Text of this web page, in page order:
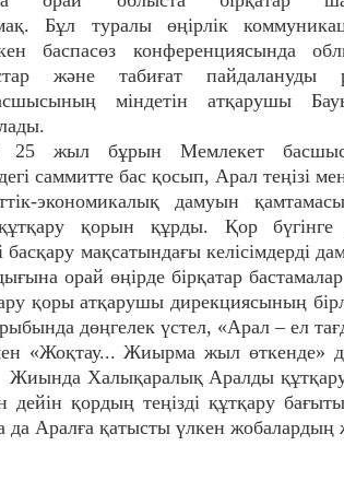
Бұл туралы өңірлік
баспасөз конференциясында
және табиғат пайдалануды
міндетін атқарушы
жыл бұрын Мемлекет
саммитте бас қосып, Арал теңізі
экономикалық дамуын
қорын құрды. Қор бүгінге
мақсатындағы келісімдерді
орай өңірде бірқатар
қоры атқарушы дирекциясының
дөңгелек үстел, «Арал – ел
«Жоқтау... Жиырма жыл өткенде»
Халықаралық Аралды
қордың теңізді құтқару
да Аралға қатысты үлкен жобалардың